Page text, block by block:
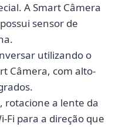
A Smart Câmera
sensor de
utilizando o
Câmera, com alto-
rotacione a lente da
Fi para a direção que